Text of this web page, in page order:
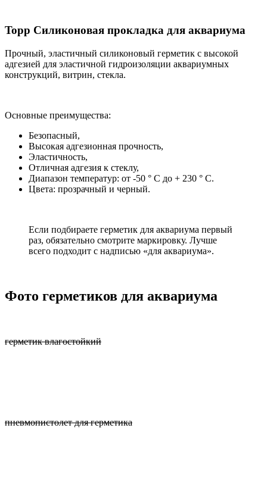
Topp Силиконовая прокладка для аквариума
Прочный, эластичный силиконовый герметик с высокой
адгезией для эластичной гидроизоляции аквариумных
конструкций, витрин, стекла.
Основные преимущества:
Безопасный,
Высокая адгезионная прочность,
Эластичность,
Отличная адгезия к стеклу,
Диапазон температур: от -50 ° C до + 230 ° C.
Цвета: прозрачный и черный.
Если подбираете герметик для аквариума первый
раз, обязательно смотрите маркировку. Лучше
всего подходит с надписью «для аквариума».
Фото герметиков для аквариума
герметик влагостойкий
пневмопистолет для герметика